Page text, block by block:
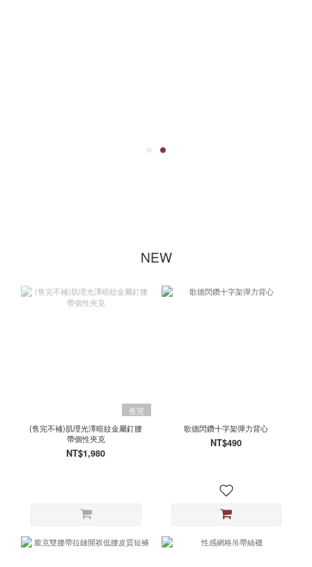
NEW
售完
(售完不補)肌理光澤暗紋金屬釘腰
帶個性夾克
NT$1,980
歌德閃鑽十字架彈力背心
NT$490